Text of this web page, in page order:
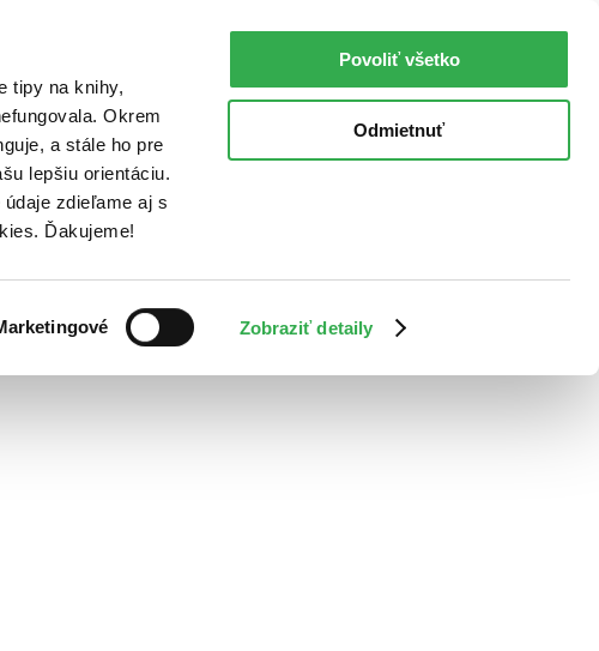
tipy na knihy,
Okrem
a stále ho pre
lepšiu orientáciu.
zdieľame aj s
Ďakujeme!
Zobraziť detaily
Povoliť všetko
Odmietnuť